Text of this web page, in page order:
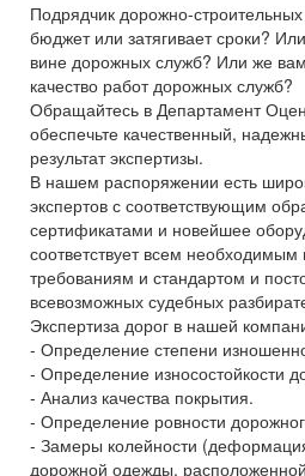
Подрядчик дорожно-
бюджет или затягивает сроки?
вине дорожных служб? Или же
качество работ дорожных служб?
Обращайтесь в Департамент
обеспечьте качественный,
результат экспертизы.
В нашем распоряжении есть
экспертов с соответствующим
сертификатами и новейшее
соответствует всем
требованиям и стандартом и
всевозможных судебных
Экспертиза дорог в нашей
- Определение степени
- Определение износостойкости
- Анализ качества покрытия.
- Определение ровности
- Замеры колейности
дорожной одежды,